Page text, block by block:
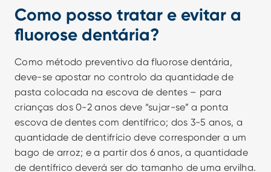
Como posso tratar e evitar a
fluorose dentária?
Como método preventivo da fluorose dentária,
deve-se apostar no controlo da quantidade de
pasta colocada na escova de dentes – para
crianças dos 0-2 anos deve “sujar-se” a ponta
escova de dentes com dentífrico; dos 3-5 anos, a
quantidade de dentifrício deve corresponder a um
bago de arroz; e a partir dos 6 anos, a quantidade
de dentífrico deverá ser do tamanho de uma ervilha.